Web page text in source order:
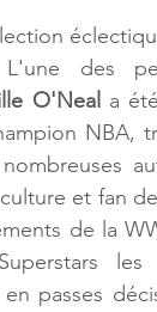
des
O'Neal a
NBA,
et fan
de la
les
passes